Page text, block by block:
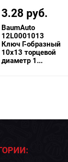
3.28 руб.
BaumAuto
12L0001013
Ключ Г-образный
10х13 торцевой
диаметр 1...